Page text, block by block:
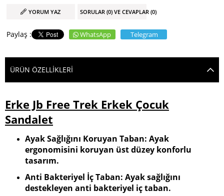
YORUM YAZ SORULAR (0) VE CEVAPLAR (0)
WhatsApp Telegram
ÜRÜN ÖZELLIKLERI
Erke Jb Free Trek Erkek Çocuk
Sandalet
Ayak Sağlığını Koruyan Taban: Ayak
ergonomisini koruyan üst düzey konforlu
tasarım.
Anti Bakteriyel İç Taban: Ayak sağlığını
destekleyen anti bakteriyel iç taban.